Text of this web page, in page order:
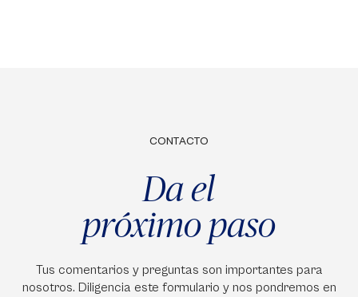
CONTACTO
Da el
próximo paso
Tus comentarios y preguntas son importantes para
nosotros. Diligencia este formulario y nos pondremos en